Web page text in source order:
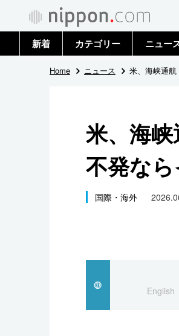
新着 カテゴリー
政治・外交
国際
社会
文化
スポーツ・東京2020
ニュー
トップ
Home ニュース 米、海峡通
米、海
不発な
国際・海外
English